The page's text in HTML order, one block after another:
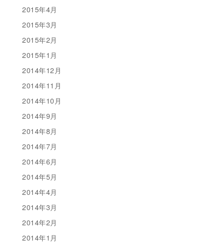
2015年4月
2015年3月
2015年2月
2015年1月
2014年12月
2014年11月
2014年10月
2014年9月
2014年8月
2014年7月
2014年6月
2014年5月
2014年4月
2014年3月
2014年2月
2014年1月